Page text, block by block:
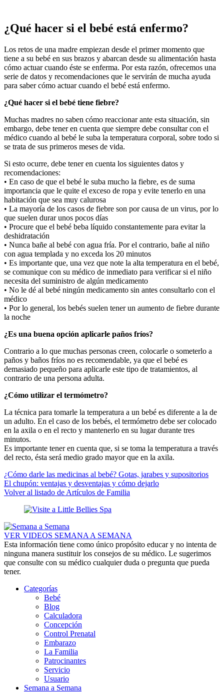
¿Qué hacer si el bebé está enfermo?
Los retos de una madre empiezan desde el primer momento que
tiene a su bebé en sus brazos y abarcan desde su alimentación hasta
cómo actuar cuando éste se enferma. Por esta razón, ofrecemos una
serie de datos y recomendaciones que le servirán de mucha ayuda
para saber cómo actuar cuando el bebé está enfermo.
¿Qué hacer si el bebé tiene fiebre?
Muchas madres no saben cómo reaccionar ante esta situación, sin
embargo, debe tener en cuenta que siempre debe consultar con el
médico cuando al bebé le suba la temperatura corporal, sobre todo si
se trata de sus primeros meses de vida.
Si esto ocurre, debe tener en cuenta los siguientes datos y
recomendaciones:
• En caso de que el bebé le suba mucho la fiebre, es de suma
importancia que le quite el exceso de ropa y evite tenerlo en una
habitación que sea muy calurosa
• La mayoría de los casos de fiebre son por causa de un virus, por lo
que suelen durar unos pocos días
• Procure que el bebé beba líquido constantemente para evitar la
deshidratación
• Nunca bañe al bebé con agua fría. Por el contrario, bañe al niño
con agua templada y no exceda los 20 minutos
• Es importante que, una vez que note la alta temperatura en el bebé,
se comunique con su médico de inmediato para verificar si el niño
necesita del suministro de algún medicamento
• No le dé al bebé ningún medicamento sin antes consultarlo con el
médico
• Por lo general, los bebés suelen tener un aumento de fiebre durante
la noche
¿Es una buena opción aplicarle paños fríos?
Contrario a lo que muchas personas creen, colocarle o someterlo a
paños y baños fríos no es recomendable, ya que el bebé es
demasiado pequeño para aplicarle este tipo de tratamientos, al
contrario de una persona adulta.
¿Cómo utilizar el termómetro?
La técnica para tomarle la temperatura a un bebé es diferente a la de
un adulto. En el caso de los bebés, el termómetro debe ser colocado
en la axila o en el recto y mantenerlo en su lugar durante tres
minutos.
Es importante tener en cuenta que, si se toma la temperatura a través
del recto, ésta será medio grado mayor que en la axila.
¿Cómo darle las medicinas al bebé? Gotas, jarabes y supositorios
El chupón: ventajas y desventajas y cómo dejarlo
Volver al listado de Artículos de Familia
VER VIDEOS SEMANA A SEMANA
Esta información tiene como único propósito educar y no intenta de
ninguna manera sustituir los consejos de su médico. Le sugerimos
que consulte con su médico cualquier duda o pregunta que pueda
tener.
Categorías
Bebé
Blog
Calculadora
Concepción
Control Prenatal
Embarazo
La Familia
Patrocinantes
Servicio
Usuario
Semana a Semana